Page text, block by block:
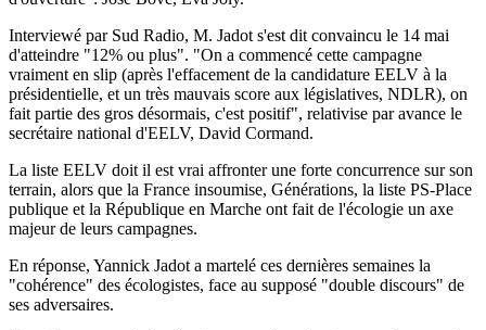
Interviewé par Sud Radio, M. Jadot s'est dit convaincu le 14 mai
d'atteindre "12% ou plus". "On a commencé cette campagne
vraiment en slip (après l'effacement de la candidature EELV à la
présidentielle, et un très mauvais score aux législatives, NDLR), on
fait partie des gros désormais, c'est positif", relativise par avance le
secrétaire national d'EELV, David Cormand.
La liste EELV doit il est vrai affronter une forte concurrence sur son
terrain, alors que la France insoumise, Générations, la liste PS-Place
publique et la République en Marche ont fait de l'écologie un axe
majeur de leurs campagnes.
En réponse, Yannick Jadot a martelé ces dernières semaines la
"cohérence" des écologistes, face au supposé "double discours" de
ses adversaires.